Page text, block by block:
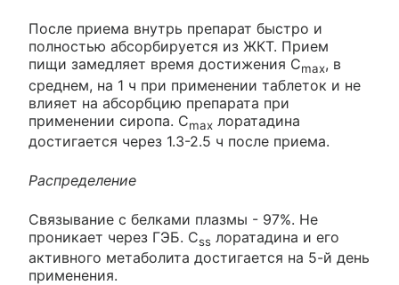
После приема внутрь препарат быстро и
полностью абсорбируется из ЖКТ. Прием
пищи замедляет время достижения Cmax, в
среднем, на 1 ч при применении таблеток и не
влияет на абсорбцию препарата при
применении сиропа. Cmax лоратадина
достигается через 1.3-2.5 ч после приема.
Распределение
Связывание с белками плазмы - 97%. Не
проникает через ГЭБ. Css лоратадина и его
активного метаболита достигается на 5-й день
применения.